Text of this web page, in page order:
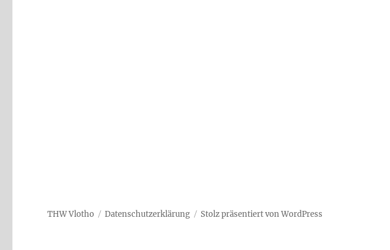
THW Vlotho Datenschutzerklärung Stolz präsentiert von WordPress